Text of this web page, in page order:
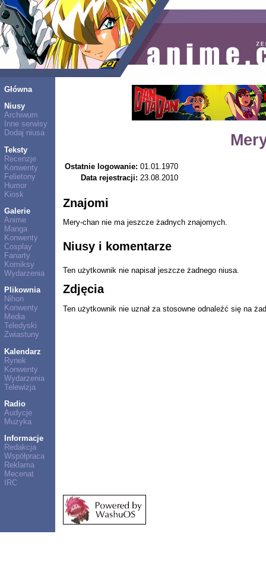
Główna
Niusy
Archiwum
Inne serwisy
Dodaj niusa
Teksty
Recenzje
Konwenty
Felietony
Humor
Kiosk
Galerie
Anime
Manga
Konwenty
Cosplay
Fanarty
Komiksy
Wydarzenia
Plikownia
Nihon
Konwenty
Media
Teledyski
Zwiastuny
Kalendarz
Rynek
Konwenty
Wydarzenia
Telewizja
Radio
Audycje
Muzyka
Informacje
Redakcja
Współpraca
Reklama
Mecenat
IRC
Ostatnie logowanie: 01.01.1970
Data rejestracji: 23.08.2010
Znajomi
Mery-chan nie ma jeszcze żadnych znajomych.
Niusy i komentarze
Ten użytkownik nie napisał jeszcze żadnego niusa.
Zdjęcia
Ten użytkownik nie uznał za stosowne odnaleźć się na